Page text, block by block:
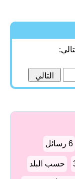
6 رسائل
حسب البلد